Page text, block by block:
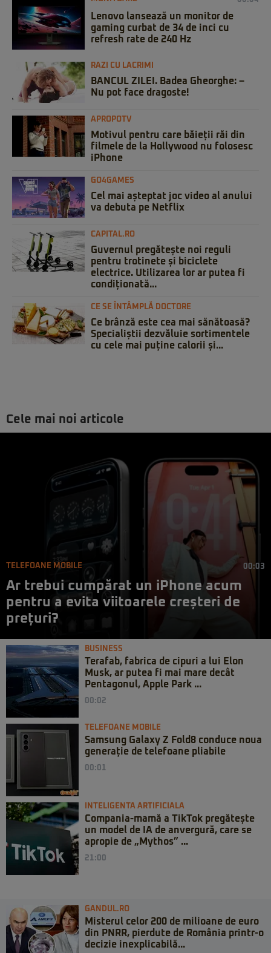
Lenovo lansează un monitor de
gaming curbat de 34 de inci cu
refresh rate de 240 Hz
RAZI CU LACRIMI
BANCUL ZILEI. Badea Gheorghe: –
Nu pot face dragoste!
APROPOTV
Motivul pentru care băieții răi din
filmele de la Hollywood nu folosesc
iPhone
GO4GAMES
Cel mai așteptat joc video al anului
va debuta pe Netflix
CAPITAL.RO
Guvernul pregătește noi reguli
pentru trotinete și biciclete
electrice. Utilizarea lor ar putea fi
condiționată...
CE SE ÎNTÂMPLĂ DOCTORE
Ce brânză este cea mai sănătoasă?
Specialiștii dezvăluie sortimentele
cu cele mai puține calorii și...
Cele mai noi articole
TELEFOANE MOBILE 00:03
Ar trebui cumpărat un iPhone acum
pentru a evita viitoarele creșteri de
prețuri?
BUSINESS
Terafab, fabrica de cipuri a lui Elon
Musk, ar putea fi mai mare decât
Pentagonul, Apple Park ...
00:02
TELEFOANE MOBILE
Samsung Galaxy Z Fold8 conduce noua
generație de telefoane pliabile
00:01
INTELIGENTA ARTIFICIALA
Compania-mamă a TikTok pregătește
un model de IA de anvergură, care se
apropie de „Mythos” ...
21:00
GANDUL.RO
Misterul celor 200 de milioane de euro
din PNRR, pierdute de România printr-o
decizie inexplicabilă...